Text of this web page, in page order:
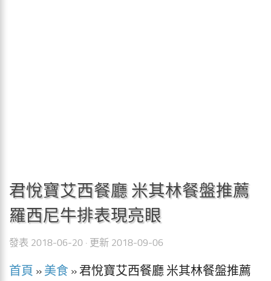
君悅寶艾西餐廳 米其林餐盤推薦
羅西尼牛排表現亮眼
發表 2018-06-20 · 更新 2018-09-06
首頁 » 美食 » 君悅寶艾西餐廳 米其林餐盤推薦